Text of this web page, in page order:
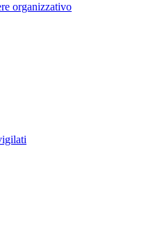
organizzativo